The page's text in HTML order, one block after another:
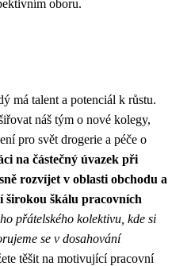
oboru.
má talent a potenciál k růstu.
náš tým o nové kolegy,
pro svět drogerie a péče o
na částečný úvazek při
rozvíjet v oblasti obchodu a
širokou škálu pracovních
přátelského kolektivu, kde si
se v dosahování
těšit na motivující pracovní